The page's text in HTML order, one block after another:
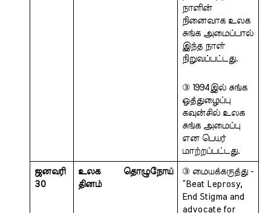
நாளின்
நினைவாக உலக
சுங்க அமைப்பால்
இந்த நாள்
நிறுவப்பட்டது.
③ 1994இல் சுங்க
ஒத்துழைப்பு
கவுன்சில் உலக
சுங்க அமைப்பு
என பெயர்
மாற்றப்பட்டது.
ஜனவரி
30
உலக தொழுநோய்
தினம்
③ மையக்கருத்து -
“Beat Leprosy,
End Stigma and
advocate for